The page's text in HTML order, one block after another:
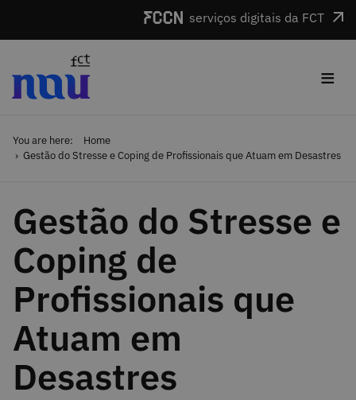
serviços digitais da FCT
≡
You are here:
Home
Gestão do Stresse e Coping de Profissionais que Atuam em Desastres
Gestão do Stresse e
Coping de
Profissionais que
Atuam em
Desastres